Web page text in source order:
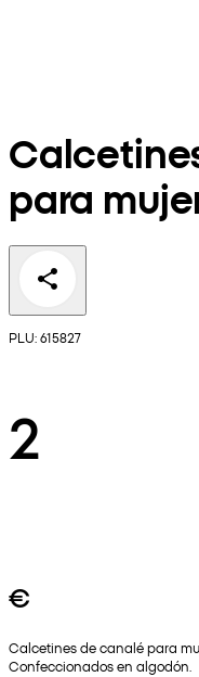
para
PLU: 615827
2
€
Calcetines de canalé para
Confeccionados en algodón.